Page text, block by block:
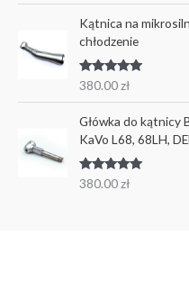
Kątnica na
chłodzenie
Oceniono
380.00zł
Główka do kątnicy
KaVo L68, 68LH,
Oceniono
380.00zł